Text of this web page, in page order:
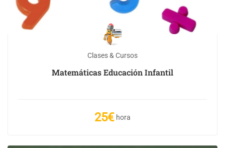
Clases & Cursos
Matemáticas Educación Infantil
25€ hora